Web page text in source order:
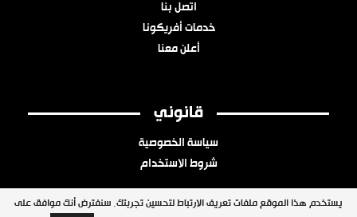
اتصل بنا
خدمات أفريكونا
أعلن معنا
قانوني
سياسة الخصوصية
شروط الاستخدام
يستخدم هذا الموقع ملفات تعريف الارتباط لتحسين تجربتك. سنفترض أنك موافق على